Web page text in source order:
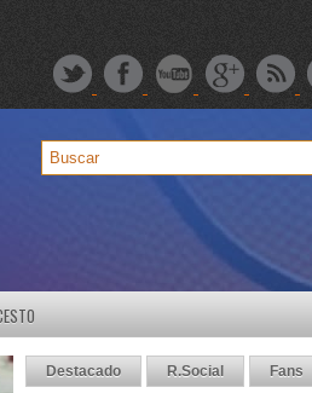
Destacado R.Social Fans